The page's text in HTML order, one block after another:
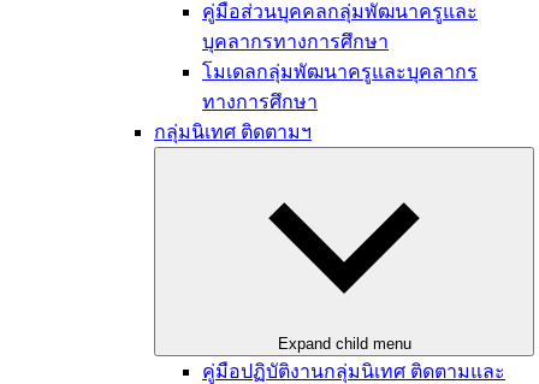
คู่มือส่วนบุคคลกลุ่มพัฒนาครูและ
บุคลากรทางการศึกษา
โมเดลกลุ่มพัฒนาครูและบุคลากร
ทางการศึกษา
กลุ่มนิเทศ ติดตามฯ
Expand child menu
คู่มือปฏิบัติงานกลุ่มนิเทศ ติดตามและ